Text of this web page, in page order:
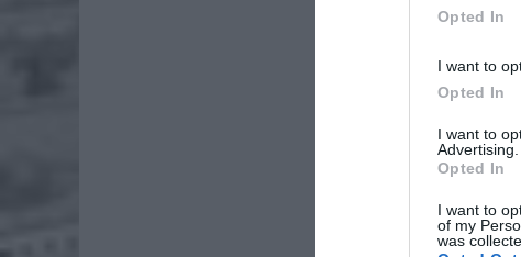
Opted In
I want to
Opted In
I want to
Advertising.
Opted In
I want to
of my
was